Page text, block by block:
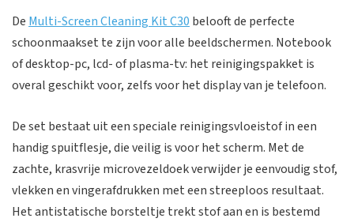
De Multi-Screen Cleaning Kit C30 belooft de perfecte
schoonmaakset te zijn voor alle beeldschermen. Notebook
of desktop-pc, lcd- of plasma-tv: het reinigingspakket is
overal geschikt voor, zelfs voor het display van je telefoon.
De set bestaat uit een speciale reinigingsvloeistof in een
handig spuitflesje, die veilig is voor het scherm. Met de
zachte, krasvrije microvezeldoek verwijder je eenvoudig stof,
vlekken en vingerafdrukken met een streeploos resultaat.
Het antistatische borsteltje trekt stof aan en is bestemd